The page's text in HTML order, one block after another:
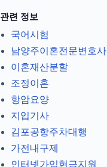
관련 정보
국어시험
남양주이혼전문변호사
이혼재산분할
조정이혼
항암요양
지입기사
김포공항주차대행
가전내구제
인터넷가입현금지원